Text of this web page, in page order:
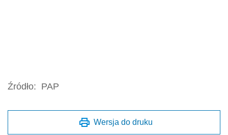
Źródło: PAP
Wersja do druku